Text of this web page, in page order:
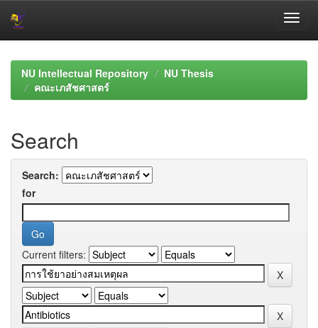
navigationNU Intellectual Repository
NU Thesis
คณะเภสัชศาสตร์
Search
Search:
for
Current filters: